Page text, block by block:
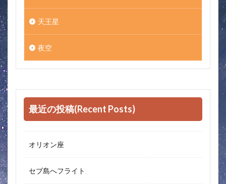
天王星
夜空
最近の投稿(Recent Posts)
オリオン座
セブ島へフライト